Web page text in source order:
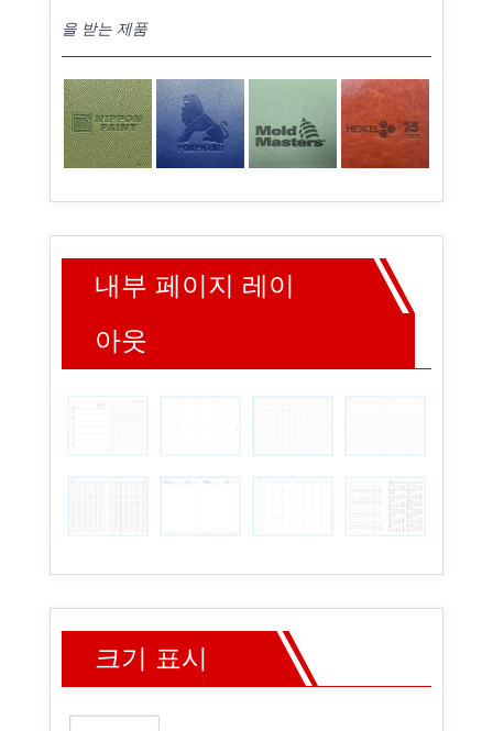
을 받는 제품
내부 페이지 레이
아웃
크기 표시